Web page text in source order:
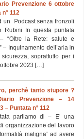
Prevenzione 6 ottobre
n° 112
un Podcast senza fronzoli
Rubini In questa puntata
“Oltre la Rete: salute e
Inquinamento dell’aria in
soprattutto per i
2023 […]
perchè tanto stupore ?
Prevenzione – 14
– Puntata n° 112
parliamo di – E’ una
organizzazione del lavoro
maligna” ad avere